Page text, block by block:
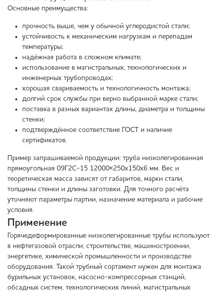
Основные преимущества:
прочность выше, чем у обычной углеродистой стали;
устойчивость к механическим нагрузкам и перепадам
температуры;
надёжная работа в сложном климате;
использование в магистральных, технологических и
инженерных трубопроводах;
хорошая свариваемость и технологичность монтажа;
долгий срок службы при верно выбранной марке стали;
поставка в разных вариантах длины, диаметра и толщины
стенки;
подтверждённое соответствие ГОСТ и наличие
сертификатов.
Пример запрашиваемой продукции: труба низколегированная
прямоугольная 09Г2С-15 12000×250х150х6 мм. Вес и
теоретическая масса зависят от габаритов, марки стали,
толщины стенки и длины заготовки. Для точного расчёта
уточняют параметры партии, назначение материала и рабочие
условия.
Применение
Горячедеформированные низколегированные трубы используют
в нефтегазовой отрасли, строительстве, машиностроении,
энергетике, химической промышленности и производстве
оборудования. Такой трубный сортамент нужен для монтажа
бурильных установок, насосно-компрессорных станций,
обсадных систем, технологических линий, магистральных